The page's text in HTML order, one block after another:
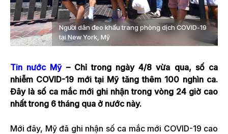
Người dân đeo khẩu trang phòng dịch COVID-19
tại New York, Mỹ
Tin nước Mỹ– Chỉ trong ngày 4/8 vừa qua, số ca
nhiễm COVID-19 mới tại Mỹ tăng thêm 100 nghìn ca.
Đây là số ca mắc mới ghi nhận trong vòng 24 giờ cao
nhất trong 6 tháng qua ở nước này.
Mới đây, Mỹ đã ghi nhận số ca mắc mới COVID-19 cao